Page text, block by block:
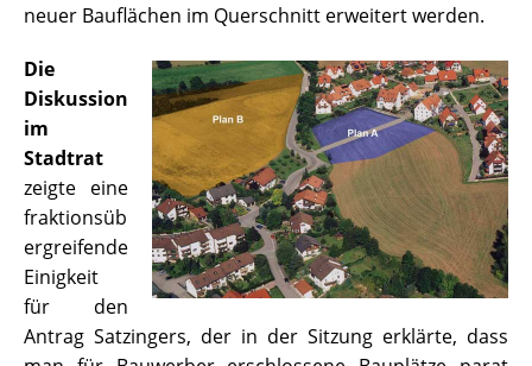
neuer Bauflächen im Querschnitt erweitert werden.
Die
Diskussion
im
Stadtrat
zeigte eine
fraktionsüb
ergreifende
Einigkeit
für den
Antrag Satzingers, der in der Sitzung erklärte, dass